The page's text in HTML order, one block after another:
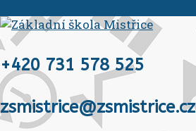
+420 731 578 525
zsmistrice@zsmistrice.cz